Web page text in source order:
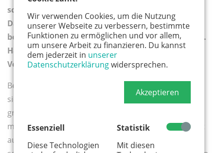
Wir verwenden Cookies, um die Nutzung
unserer Webseite zu verbessern, bestimmte
Funktionen zu ermöglichen und vor allem,
um unsere Arbeit zu finanzieren. Du kannst
dem jederzeit in unserer
Datenschutzerklärungwidersprechen.
Akzeptieren
Essenziell
Diese Technologien
Statistik
Mit diesen
schnell auf immer neue Situationen einzustellen.
Das System Schule ist aber eigentlich nicht
besonders flexibel und schnell schon mal gar nicht.
Haben Sie ein Beispiel, wo Anpassung /
Veränderung besonders gut gelungen ist?
Besonders beeindruckt haben uns Akteur*innen, die
sich in der Krise mit großer Lust auf Neues und mit
großem Engagement gesagt haben: Lasst uns einfach
mal loslegen. Das waren Schulleitungen, die nicht erst
auf eine Order aus Düsseldorf gewartet haben,